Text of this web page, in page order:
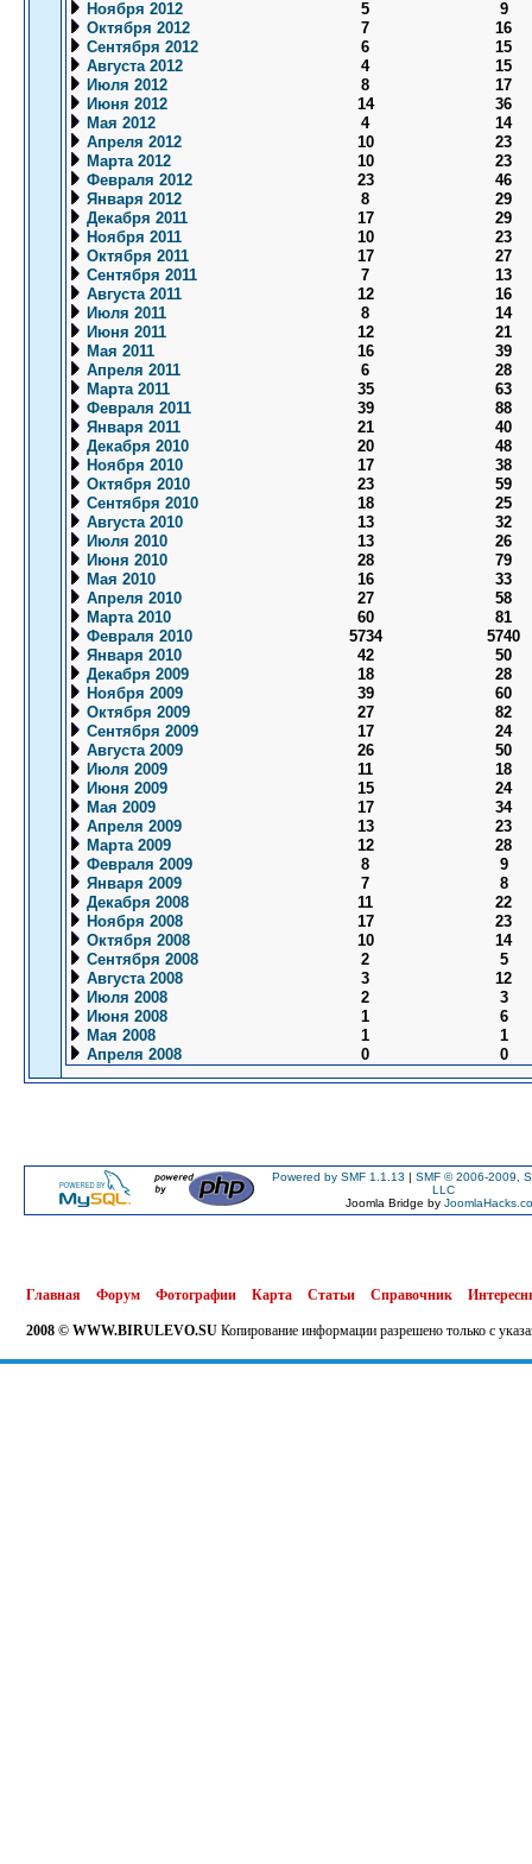
Ноября 2012
5
9
Октября 2012
7
16
Сентября 2012
6
15
Августа 2012
4
15
Июля 2012
8
17
Июня 2012
14
36
Мая 2012
4
14
Апреля 2012
10
23
Марта 2012
10
23
Февраля 2012
23
46
Января 2012
8
29
Декабря 2011
17
29
Ноября 2011
10
23
Октября 2011
17
27
Сентября 2011
7
13
Августа 2011
12
16
Июля 2011
8
14
Июня 2011
12
21
Мая 2011
16
39
Апреля 2011
6
28
Марта 2011
35
63
Февраля 2011
39
88
Января 2011
21
40
Декабря 2010
20
48
Ноября 2010
17
38
Октября 2010
23
59
Сентября 2010
18
25
Августа 2010
13
32
Июля 2010
13
26
Июня 2010
28
79
Мая 2010
16
33
Апреля 2010
27
58
Марта 2010
60
81
Февраля 2010
5734
5740
Января 2010
42
50
Декабря 2009
18
28
Ноября 2009
39
60
Октября 2009
27
82
Сентября 2009
17
24
Августа 2009
26
50
Июля 2009
11
18
Июня 2009
15
24
Мая 2009
17
34
Апреля 2009
13
23
Марта 2009
12
28
Февраля 2009
8
9
Января 2009
7
8
Декабря 2008
11
22
Ноября 2008
17
23
Октября 2008
10
14
Сентября 2008
2
5
Августа 2008
3
12
Июля 2008
2
3
Июня 2008
1
6
Мая 2008
1
1
Апреля 2008
0 0
Powered by SMF 1.1.13 | SMF © 2006-2009,
LLC
Joomla Bridge by
Главная Форум Фотографии Карта Статьи Справочник
2008 © WWW.BIRULEVO.SU Копирование информации разрешено только с